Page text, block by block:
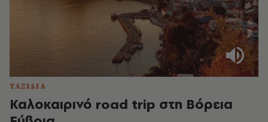
ΤΑΞΙΔΙΑ
Καλοκαιρινό road trip στη Βόρεια